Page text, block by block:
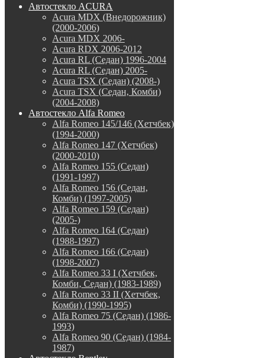
Автостекло ACURA
Acura MDX (Внедорожник)
(2000-2006)
Acura MDX 2006-
Acura RDX 2006-2012
Acura RL (Седан) 1996-2004
Acura RL (Седан) 2005-
Acura TSX (Седан) (2008-)
Acura TSX (Седан, Комби)
(2004-2008)
Автостекло Alfa Romeo
Alfa Romeo 145/146 (Хетчбек)
(1994-2000)
Alfa Romeo 147 (Хетчбек)
(2000-2010)
Alfa Romeo 155 (Седан)
(1991-1997)
Alfa Romeo 156 (Седан,
Комби) (1997-2005)
Alfa Romeo 159 (Седан)
(2005-)
Alfa Romeo 164 (Седан)
(1988-1997)
Alfa Romeo 166 (Седан)
(1998-2007)
Alfa Romeo 33 I (Хетчбек,
Комби, Седан) (1983-1989)
Alfa Romeo 33 II (Хетчбек,
Комби) (1990-1995)
Alfa Romeo 75 (Седан) (1986-
1993)
Alfa Romeo 90 (Седан) (1984-
1987)